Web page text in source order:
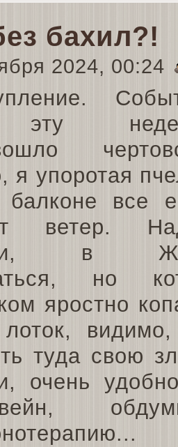
бахил?!
2024, 00:24
я упоротая
все
ветер.
в
но
яростно
лоток,
туда свою
очень